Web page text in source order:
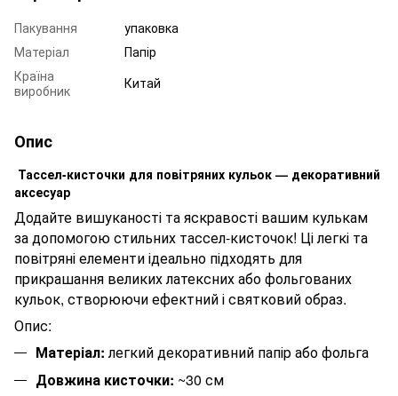
Пакування
упаковка
Матеріал
Папір
Країна
виробник
Китай
Опис
Тассел-кисточки для повітряних кульок — декоративний
аксесуар
Додайте вишуканості та яскравості вашим кулькам
за допомогою стильних тассел-кисточок! Ці легкі та
повітряні елементи ідеально підходять для
прикрашання великих латексних або фольгованих
кульок, створюючи ефектний і святковий образ.
Опис:
Матеріал: легкий декоративний папір або фольга
Довжина кисточки: ~30 см